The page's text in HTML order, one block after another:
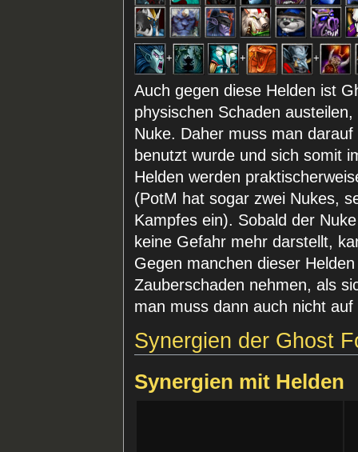
+ + +
Auch gegen diese Helden ist
physischen Schaden
Nuke. Daher muss man
benutzt wurde und sich somit
Helden werden
(PotM hat sogar zwei Nukes,
Kampfes ein). Sobald der
keine Gefahr mehr darstellt,
Gegen manchen dieser
Zauberschaden nehmen, als
man muss dann auch nicht
Synergien der Ghost
Synergien mit Helden